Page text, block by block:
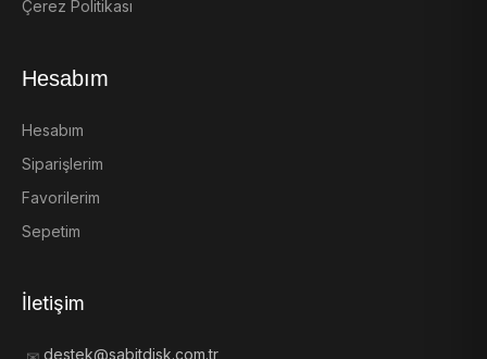
Çerez Politikası
Hesabım
Hesabım
Siparişlerim
Favorilerim
Sepetim
İletişim
destek@sabitdisk.com.tr